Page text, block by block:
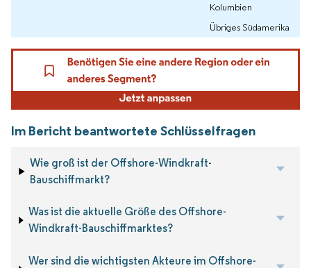
Kolumbien
Übriges Südamerika
Im Bericht beantwortete Schlüsselfragen
Wie groß ist der Offshore-Windkraft-
Bauschiffmarkt?
Was ist die aktuelle Größe des Offshore-
Windkraft-Bauschiffmarktes?
Wer sind die wichtigsten Akteure im Offshore-